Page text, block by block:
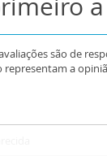
são de
representam a